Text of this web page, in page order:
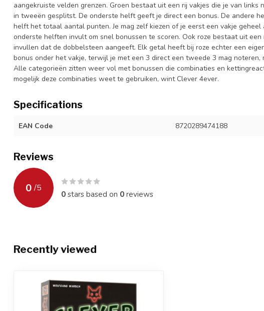
aangekruiste velden grenzen. Groen bestaat uit een rij vakjes die je van links
in tweeën gesplitst. De onderste helft geeft je direct een bonus. De andere
helft het totaal aantal punten. Je mag zelf kiezen of je eerst een vakje
onderste helften invult om snel bonussen te scoren. Ook roze bestaat uit een
invullen dat de dobbelsteen aangeeft. Elk getal heeft bij roze echter een
bonus onder het vakje, terwijl je met een 3 direct een tweede 3 mag noteren,
Alle categorieën zitten weer vol met bonussen die combinaties en
mogelijk deze combinaties weet te gebruiken, wint Clever 4ever.
Specifications
EAN Code 8720289474188
Reviews
0 /5
0stars based on 0reviews
Recently viewed